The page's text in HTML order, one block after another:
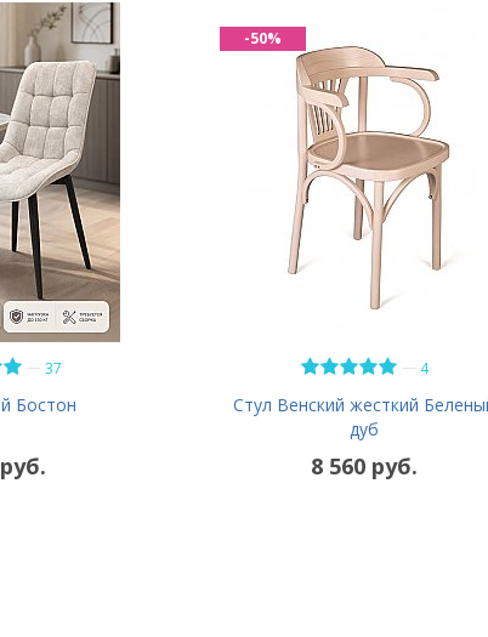
— 37
Бостон
— 4
Стул Венский жесткий
дуб
8 560 руб.
-50%